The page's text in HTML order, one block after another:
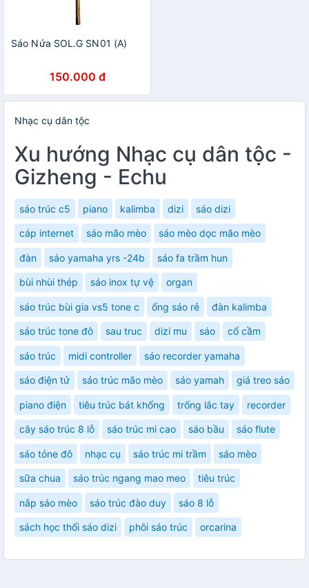
Sáo Nứa SOL.G SN01 (A)
150.000 đ
Nhạc cụ dân tộc
Xu hướng Nhạc cụ dân tộc -
Gizheng - Echu
sáo trúc c5 piano kalimba dizi sáo dizi
cáp internet sáo mão mèo sáo mèo dọc mão mèo
đàn sáo yamaha yrs -24b sáo fa trầm hun
bùi nhùi thép sáo inox tự vệ organ
sáo trúc bùi gia vs5 tone c ống sáo rẻ đàn kalimba
sáo trúc tone đô sau truc dizi mu sáo cổ cầm
sáo trúc midi controller sáo recorder yamaha
sáo điện tử sáo trúc mão mèo sáo yamah giá treo sáo
piano điện tiêu trúc bát khổng trống lắc tay recorder
cây sáo trúc 8 lỗ sáo trúc mi cao sáo bầu sáo flute
sáo tỏne đô nhạc cụ sáo trúc mi trầm sáo mèo
sữa chua sáo trúc ngang mao meo tiêu trúc
nắp sáo mèo sáo trúc đào duy sáo 8 lỗ
sách học thổi sáo dizi phôi sáo trúc orcarina